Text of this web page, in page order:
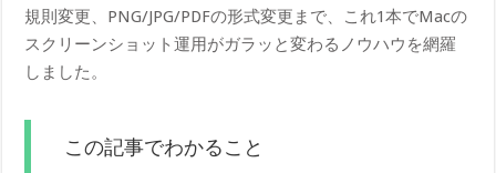
規則変更、PNG/JPG/PDFの形式変更まで、これ1本でMacの
スクリーンショット運用がガラッと変わるノウハウを網羅
しました。
この記事でわかること